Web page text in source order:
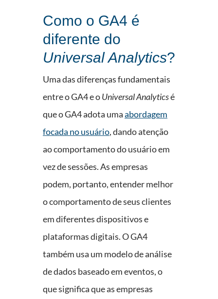
Como o GA4 é
diferente do
Universal Analytics?
Uma das diferenças fundamentais
entre o GA4 e oUniversal Analyticsé
que o GA4 adota umaabordagem
focada no usuário, dando atenção
ao comportamento do usuário em
vez de sessões. As empresas
podem, portanto, entender melhor
o comportamento de seus clientes
em diferentes dispositivos e
plataformas digitais. O GA4
também usa um modelo de análise
de dados baseado em eventos, o
que significa que as empresas